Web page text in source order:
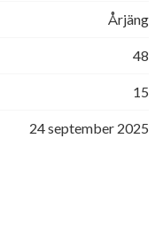
Årjäng
48
15
24 september 2025